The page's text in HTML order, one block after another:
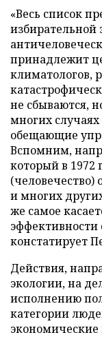
«Весь список
избирательной
принадлежит
климатологов,
не сбываются,
многих
обещающие
Вспомним,
который в 1972
(человечество)
и многих
же самое
эффективности
констатирует
Действия,
экологии, на
исполнению
категории
экономические